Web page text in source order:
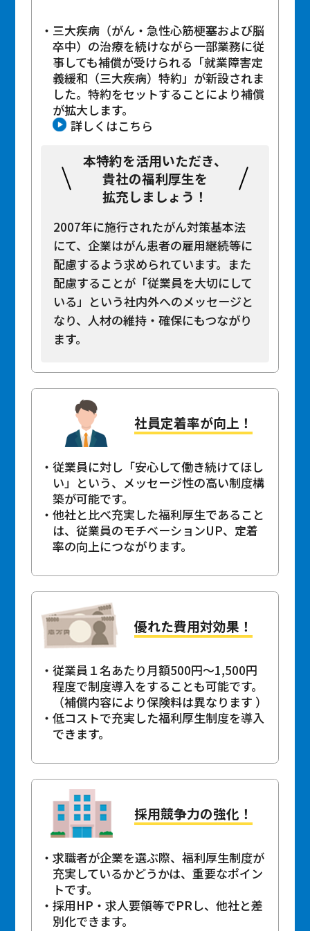
三大疾病（がん・急性心筋梗塞および脳
卒中）の治療を続けながら一部業務に従
事しても補償が受けられる「就業障害定
義緩和（三大疾病）特約」が新設されま
した。特約をセットすることにより補償
が拡大します。
詳しくはこちら
本特約を活用いただき、
貴社の福利厚生を
拡充しましょう！
2007年に施行されたがん対策基本法
にて、企業はがん患者の雇用継続等に
配慮するよう求められています。また
配慮することが「従業員を大切にして
いる」という社内外へのメッセージと
なり、人材の維持・確保にもつながり
ます。
社員定着率が向上！
従業員に対し「安心して働き続けてほし
い」という、メッセージ性の高い制度構
築が可能です。
他社と比べ充実した福利厚生であること
は、従業員のモチベーションUP、定着
率の向上につながります。
優れた費用対効果！
従業員１名あたり月額500円～1,500円
程度で制度導入をすることも可能です。
（補償内容により保険料は異なります ）
低コストで充実した福利厚生制度を導入
できます。
採用競争力の強化！
求職者が企業を選ぶ際、福利厚生制度が
充実しているかどうかは、重要なポイン
トです。
採用HP・求人要領等でPRし、他社と差
別化できます。